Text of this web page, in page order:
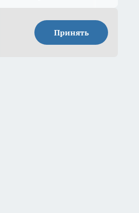
Принять